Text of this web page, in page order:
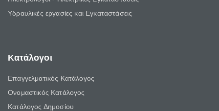
Υδραυλικές εργασίες και Εγκαταστάσεις
Κατάλογοι
Επαγγελματικός Κατάλογος
Ονομαστικός Κατάλογος
Κατάλογος Δημοσίου